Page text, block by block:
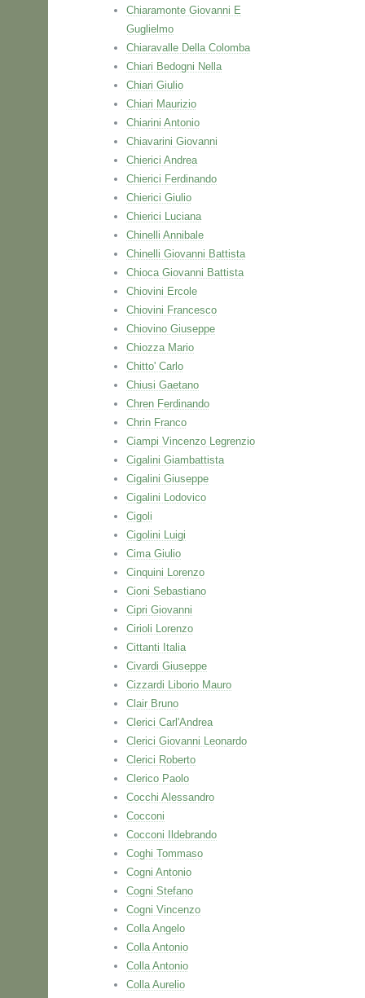
Chiaramonte Giovanni E
Guglielmo
Chiaravalle Della Colomba
Chiari Bedogni Nella
Chiari Giulio
Chiari Maurizio
Chiarini Antonio
Chiavarini Giovanni
Chierici Andrea
Chierici Ferdinando
Chierici Giulio
Chierici Luciana
Chinelli Annibale
Chinelli Giovanni Battista
Chioca Giovanni Battista
Chiovini Ercole
Chiovini Francesco
Chiovino Giuseppe
Chiozza Mario
Chitto' Carlo
Chiusi Gaetano
Chren Ferdinando
Chrin Franco
Ciampi Vincenzo Legrenzio
Cigalini Giambattista
Cigalini Giuseppe
Cigalini Lodovico
Cigoli
Cigolini Luigi
Cima Giulio
Cinquini Lorenzo
Cioni Sebastiano
Cipri Giovanni
Cirioli Lorenzo
Cittanti Italia
Civardi Giuseppe
Cizzardi Liborio Mauro
Clair Bruno
Clerici Carl'Andrea
Clerici Giovanni Leonardo
Clerici Roberto
Clerico Paolo
Cocchi Alessandro
Cocconi
Cocconi Ildebrando
Coghi Tommaso
Cogni Antonio
Cogni Stefano
Cogni Vincenzo
Colla Angelo
Colla Antonio
Colla Antonio
Colla Aurelio